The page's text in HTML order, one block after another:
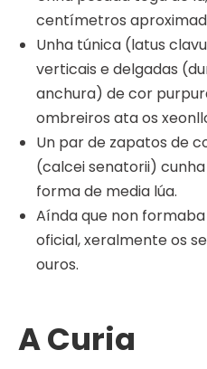
centímetros
Unha túnica (latus
verticais e delgadas
anchura) de cor
ombreiros ata os
Un par de zapatos de
(calcei senatorii)
forma de media lúa.
Aínda que non
oficial, xeralmente os
ouros.
A Curia